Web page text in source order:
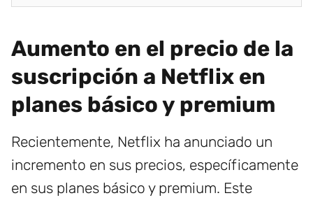
Aumento en el precio de la
suscripción a Netflix en
planes básico y premium
Recientemente, Netflix ha anunciado un
incremento en sus precios, específicamente
en sus planes básico y premium. Este